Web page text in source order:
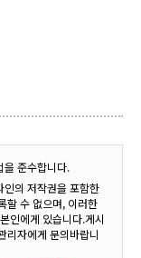
을 준수합니다.
의 저작권을 포함한
할 수 없으며, 이러한
인에게 있습니다.게시
리자에게 문의바랍니